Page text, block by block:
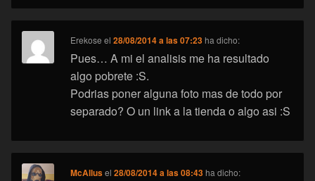
Erekose el28/08/2014 a las 07:23 ha dicho:
Pues… A mi el analisis me ha resultado
algo pobrete :S.
Podrias poner alguna foto mas de todo por
separado? O un link a la tienda o algo asi :S
McAllusel28/08/2014 a las 08:43 ha dicho: